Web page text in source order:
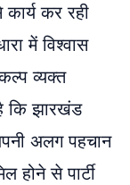
कार्य कर रही
में विश्वास
व्यक्त
कि झारखंड
अलग पहचान
होने से पार्टी